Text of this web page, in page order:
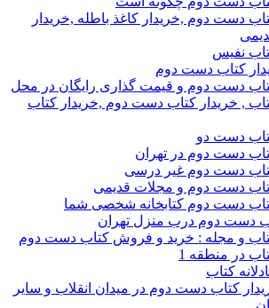
دست دوم ,خریدار کاغذ باطله ,خریدار
نفیس
کتاب دست دوم
دست دوم و قیمت گذاری رایگان در محل
, خریدار کتاب دست دوم ,خریدار کتاب
دست دو
دست دوم در تهران
دست دوم غیر درسی
دست دوم و مجلات قدیمی
دست دوم کتابخانه شخصی شما
دست دوم درب منزل تهران
و مجله : خرید و فروش کتاب دست دوم
در منطقه 1
کتاب
کتاب دست دوم در میدان انقلاب و سایر